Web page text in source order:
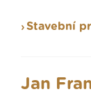
Stavební
Jan